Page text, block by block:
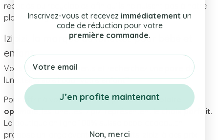
recyclés ou recyclables afin qu’ils ne nuisent pas à notre
planète fragile.
Izipizi, la marque de lunettes pour bébé et
enfant
Vous êtes jeunes parents et recherchez une paire de
lunettes à soleil pour votre enfant?
Pour offrir à votre enfant une protection solaire
optimale, les lunettes Izipizi représentent lechoix parfait.
La boutique en ligne 100% suisse bebe-cadeau.ch
propose un large éventail de produits Izipizi à des prix
Inscrivez-vous et recevez immédiatement un
code de réduction pour votre
première commande.
Email
J’en profite maintenant
Non, merci